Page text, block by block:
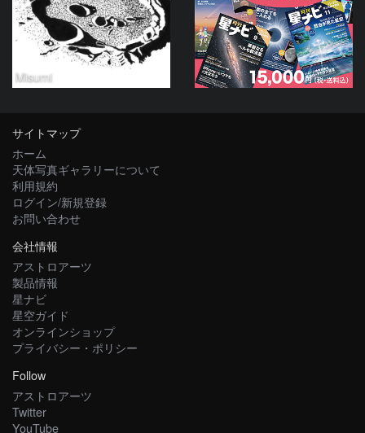
Misumi
サイトマップ
ホーム
天体写真ギャラリーについて
利用規約
ログイン/新規登録
お問い合わせ
会社情報
アストロアーツ
製品情報
星ナビ
星空ガイド
オンラインショップ
プライバシー・ポリシー
Follow
アストロアーツ
Twitter
YouTube